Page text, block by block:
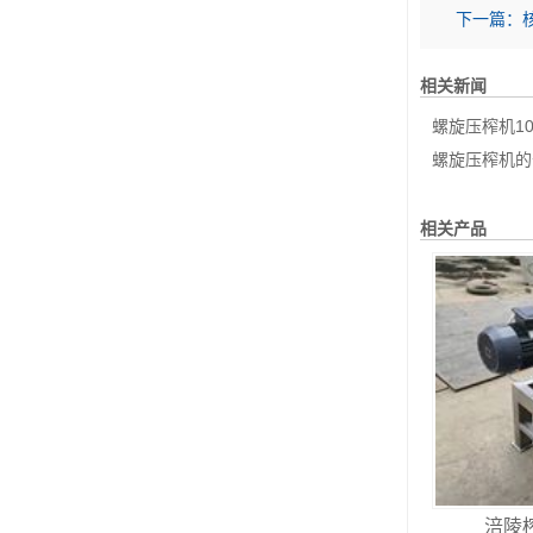
下一篇：
相关新闻
螺旋压榨机
螺旋压榨机
相关产品
涪陵